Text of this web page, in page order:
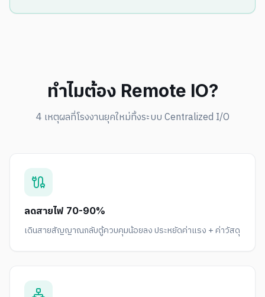
ทำไมต้อง Remote IO?
4 เหตุผลที่โรงงานยุคใหม่ทิ้งระบบ Centralized I/O
ลดสายไฟ 70-90%
เดินสายสัญญาณกลับตู้ควบคุมน้อยลง ประหยัดค่าแรง + ค่าวัสดุ